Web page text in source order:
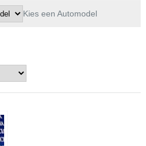
Kies een Automodel